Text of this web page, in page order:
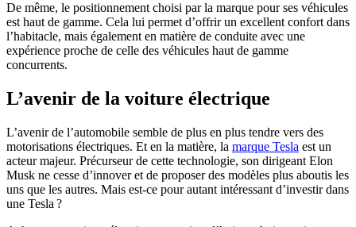
De même, le positionnement choisi par la marque pour ses véhicules
est haut de gamme. Cela lui permet d’offrir un excellent confort dans
l’habitacle, mais également en matière de conduite avec une
expérience proche de celle des véhicules haut de gamme
concurrents.
L’avenir de la voiture électrique
L’avenir de l’automobile semble de plus en plus tendre vers des
motorisations électriques. Et en la matière, la marque Tesla est un
acteur majeur. Précurseur de cette technologie, son dirigeant Elon
Musk ne cesse d’innover et de proposer des modèles plus aboutis les
uns que les autres. Mais est-ce pour autant intéressant d’investir dans
une Tesla ?